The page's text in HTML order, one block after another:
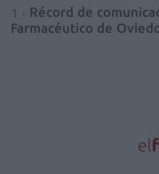
Récord de
Farmacéutico de